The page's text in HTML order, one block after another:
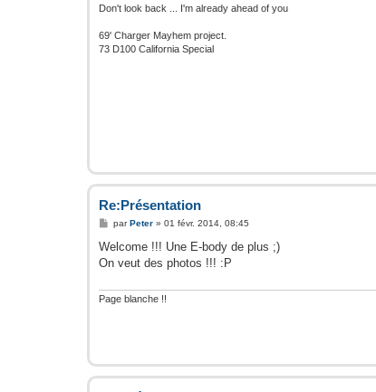
Don't look back ... I'm already ahead of you
69' Charger Mayhem project.
73 D100 California Special
Re:Présentation
M
s
a
parPeter» 01 févr. 2014, 08:45
Welcome !!! Une E-body de plus ;)
On veut des photos !!! :P
Page blanche !!